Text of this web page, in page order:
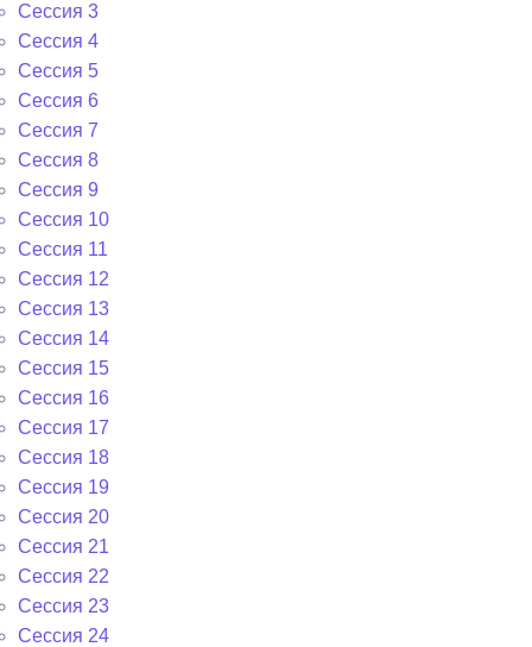
Сессия 3
Сессия 4
Сессия 5
Сессия 6
Сессия 7
Сессия 8
Сессия 9
Сессия 10
Сессия 11
Сессия 12
Сессия 13
Сессия 14
Сессия 15
Сессия 16
Сессия 17
Сессия 18
Сессия 19
Сессия 20
Сессия 21
Сессия 22
Сессия 23
Сессия 24